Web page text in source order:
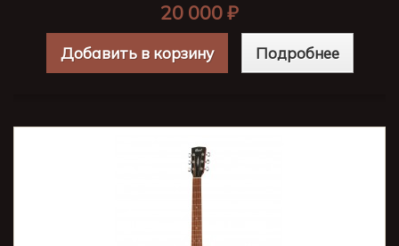
20 000 ₽
Добавить в корзину Подробнее